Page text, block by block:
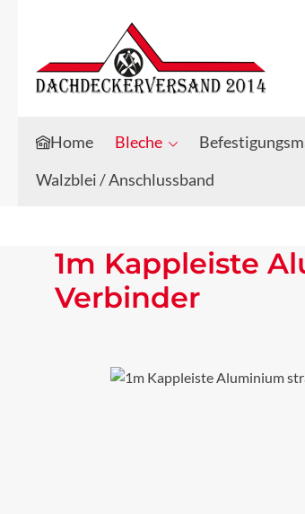
Zum Hauptinhalt springen
Zur Suche springen
Home Bleche
Walzblei / Anschlussband
1m Kappleiste
Verbinder
Bildergalerie überspringen